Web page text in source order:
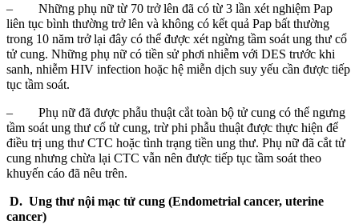
– Những phụ nữ từ 70 trở lên đã có từ 3 lần xét nghiệm Pap
liên tục bình thường trở lên và không có kết quả Pap bất thường
trong 10 năm trở lại đây có thể được xét ngừng tầm soát ung thư cổ
tử cung. Những phụ nữ có tiền sử phơi nhiễm với DES trước khi
sanh, nhiễm HIV infection hoặc hệ miễn dịch suy yếu cần được tiếp
tục tầm soát.
– Phụ nữ đã được phẫu thuật cắt toàn bộ tử cung có thể ngưng
tầm soát ung thư cổ tử cung, trừ phi phẫu thuật được thực hiện để
điều trị ung thư CTC hoặc tình trạng tiền ung thư. Phụ nữ đã cắt tử
cung nhưng chừa lại CTC vẫn nên được tiếp tục tầm soát theo
khuyến cáo đã nêu trên.
D. Ung thư nội mạc tử cung (Endometrial cancer, uterine
cancer)